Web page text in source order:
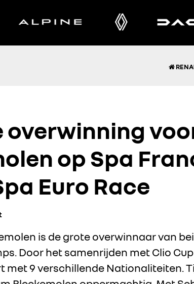
overwinning
op Spa
Euro Race
is de grote overwinnaar van
Door het samenrijden met Clio
met 9 verschillende Nationaliteiten.